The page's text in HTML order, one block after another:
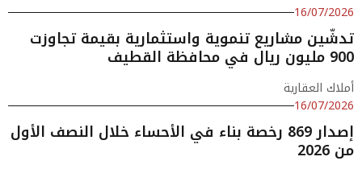
16/07/2026
تدشّين مشاريع تنموية واستثمارية بقيمة تجاوزت
900 مليون ريال في محافظة القطيف
أملاك العقارية
16/07/2026
إصدار 869 رخصة بناء في الأحساء خلال النصف الأول
من 2026